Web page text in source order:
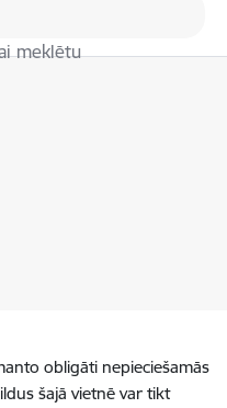
meklētu
obligāti nepieciešamās
šajā vietnē var tikt